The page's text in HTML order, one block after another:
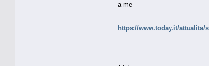
a me
https://www.today.it/